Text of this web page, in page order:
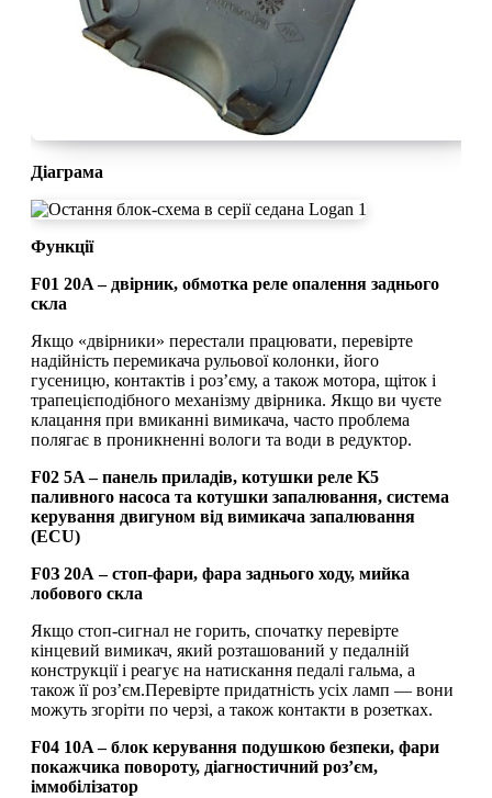
Діаграма
Функції
F01 20A – двірник, обмотка реле опалення заднього
скла
Якщо «двірники» перестали працювати, перевірте
надійність перемикача рульової колонки, його
гусеницю, контактів і роз’єму, а також мотора, щіток і
трапецієподібного механізму двірника. Якщо ви чуєте
клацання при вмиканні вимикача, часто проблема
полягає в проникненні вологи та води в редуктор.
F02 5A – панель приладів, котушки реле K5
паливного насоса та котушки запалювання, система
керування двигуном від вимикача запалювання
(ECU)
F0З 20А – стоп-фари, фара заднього ходу, мийка
лобового скла
Якщо стоп-сигнал не горить, спочатку перевірте
кінцевий вимикач, який розташований у педалній
конструкції і реагує на натискання педалі гальма, а
також її роз’єм.Перевірте придатність усіх ламп — вони
можуть згоріти по черзі, а також контакти в розетках.
F04 10A – блок керування подушкою безпеки, фари
покажчика повороту, діагностичний роз’єм,
іммобілізатор